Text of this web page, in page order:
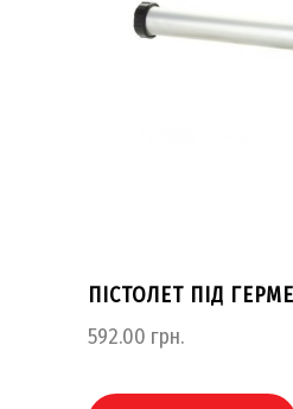
ПІСТОЛЕТ ПІД
592.00 грн.